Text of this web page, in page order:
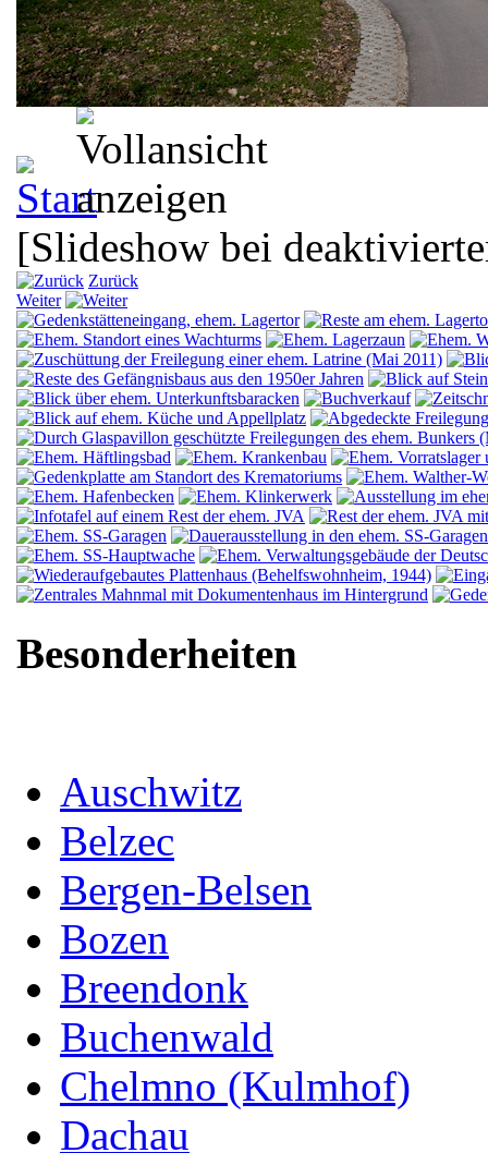
[Slideshow bei
Zurück
Weiter
Besonderheiten
Auschwitz
Belzec
Bergen-Belsen
Bozen
Breendonk
Buchenwald
Chelmno (Kulmhof)
Dachau